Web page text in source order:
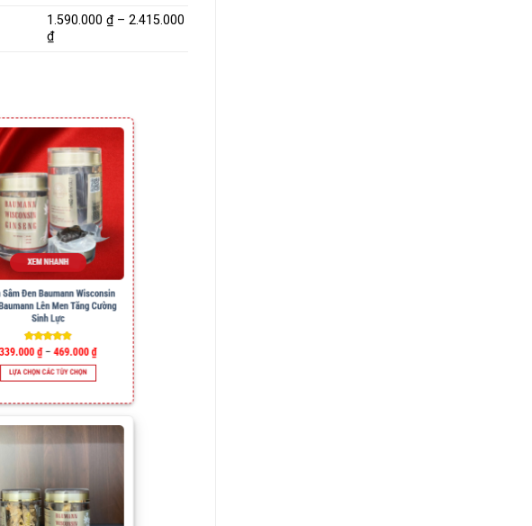
1.590.000 ₫ – 2.415.000
₫